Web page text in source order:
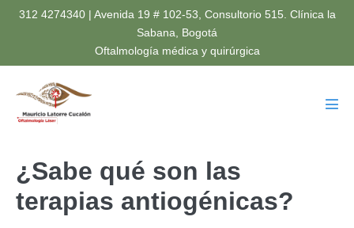
Saltar312 4274340 | Avenida 19 # 102-53, Consultorio 515. Clínica la
Sabana, Bogotá
Oftalmología médica y quirúrgica
¿Sabe qué son las
terapias antiogénicas?